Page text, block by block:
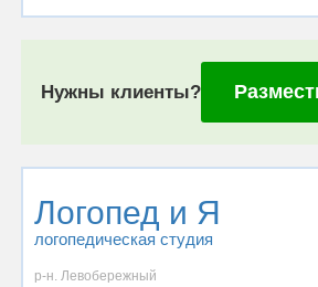
Нужны клиенты?
Логопед и Я
логопедическая студия
р-н. Левобережный